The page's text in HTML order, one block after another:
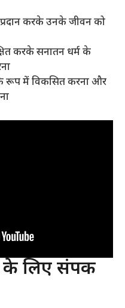
प्रदान करके उनके जीवन को
करके सनातन धर्म के
रूप में विकसित करना और
लिए संपर्क